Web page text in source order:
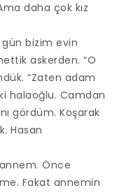
daha çok kız
bizim evin
askerden. “O
“Zaten adam
halaoğlu. Camdan
gördüm. Koşarak
Hasan
Önce
Fakat annemin